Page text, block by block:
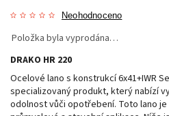
Neohodnoceno
Položka byla vyprodána…
DRAKO HR 220
Ocelové lano s konstrukcí 6x41+IWR
specializovaný produkt, který nabízí
odolnost vůči opotřebení. Toto lano